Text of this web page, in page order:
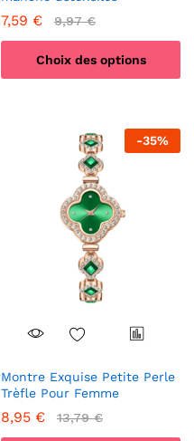
7,59 € 9,97€
Choix des options
-35%
Montre Exquise Petite Perle
Trèfle Pour Femme
8,95 € 13,79€